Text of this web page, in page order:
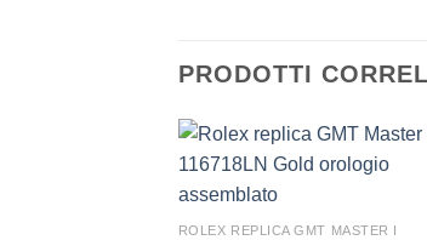
PRODOTTI
ROLEX REPLICA GMT MASTER I